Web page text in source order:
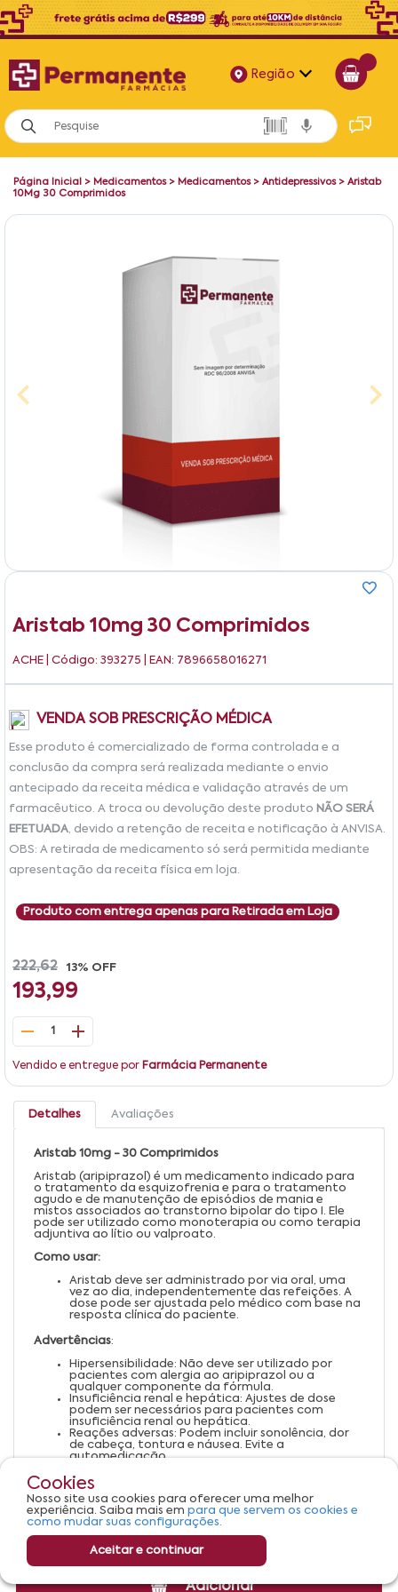
Região
Alagoas
Bahia
Página Inicial > Medicamentos> Medicamentos> Antidepressivos> Aristab
10Mg 30 Comprimidos
Aristab 10mg 30 Comprimidos
ACHE | Código: 393275 | EAN: 7896658016271
VENDA SOB PRESCRIÇÃO MÉDICA
Esse produto é comercializado de forma controlada e a
conclusão da compra será realizada mediante o envio
antecipado da receita médica e validação através de um
farmacêutico. A troca ou devolução deste produto NÃO SERÁ
EFETUADA, devido a retenção de receita e notificação à ANVISA.
OBS: A retirada de medicamento só será permitida mediante
apresentação da receita física em loja.
Produto com entrega apenas para Retirada em Loja
222,62 13% OFF
193,99
1
Vendido e entregue por Farmácia Permanente
Adicionar
Detalhes Avaliações
Aristab 10mg - 30 Comprimidos
Aristab (aripiprazol) é um medicamento indicado para
o tratamento da esquizofrenia e para o tratamento
agudo e de manutenção de episódios de mania e
mistos associados ao transtorno bipolar do tipo I. Ele
pode ser utilizado como monoterapia ou como terapia
adjuntiva ao lítio ou valproato.
Como usar:
Aristab deve ser administrado por via oral, uma
vez ao dia, independentemente das refeições. A
dose pode ser ajustada pelo médico com base na
resposta clínica do paciente.
Advertências:
Hipersensibilidade: Não deve ser utilizado por
pacientes com alergia ao aripiprazol ou a
qualquer componente da fórmula.
Insuficiência renal e hepática: Ajustes de dose
podem ser necessários para pacientes com
insuficiência renal ou hepática.
Reações adversas: Podem incluir sonolência, dor
de cabeça, tontura e náusea. Evite a
automedicação.
riscos. Consulte um médico ou farmacêutico. Leia
a bula.
VENDA SOB PRESCRIÇÃO MÉDICA
Cookies
Nosso site usa cookies para oferecer uma melhor
experiência. Saiba mais em para que servem os cookies e
como mudar suas configurações.
Aceitar e continuar